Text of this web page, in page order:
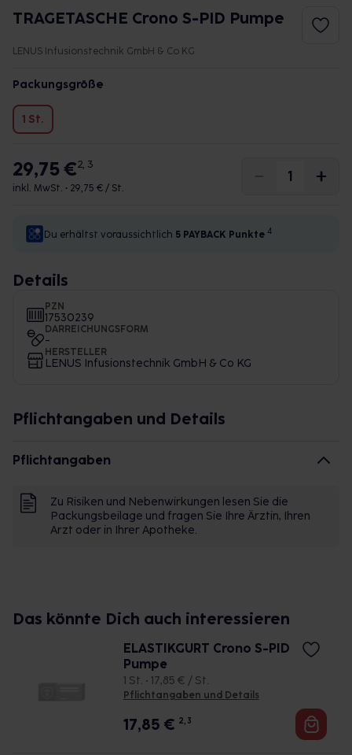
TRAGETASCHE Crono S-PID Pumpe
LENUS Infusionstechnik GmbH & Co KG
Packungsgröße
1 St.
29,75 €2, 3
inkl. MwSt. • 29,75 € / St.
Du erhältst voraussichtlich 5 PAYBACK Punkte 4
Details
PZN
17530239
DARREICHUNGSFORM
-
HERSTELLER
LENUS Infusionstechnik GmbH & Co KG
Pflichtangaben und Details
Pflichtangaben
Zu Risiken und Nebenwirkungen lesen Sie die
Packungsbeilage und fragen Sie Ihre Ärztin, Ihren
Arzt oder in Ihrer Apotheke.
Das könnte Dich auch interessieren
ELASTIKGURT Crono S-PID
Pumpe
1 St. • 17,85 € / St.
Pflichtangaben und Details
17,85 € 2, 3